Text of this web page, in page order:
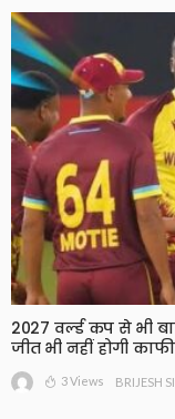
2027 वर्ल्ड कप से भी
जीत भी नहीं होगी काफी
3 Views BRIJESH